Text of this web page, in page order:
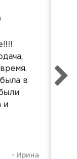
в
и
- Ирина